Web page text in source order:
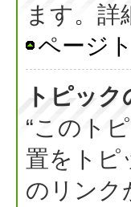
ます。
ページ
トピッ
“このト
置をトピ
のリンク